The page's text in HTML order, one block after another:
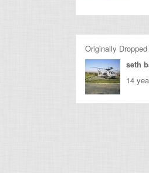
Originally
seth
14